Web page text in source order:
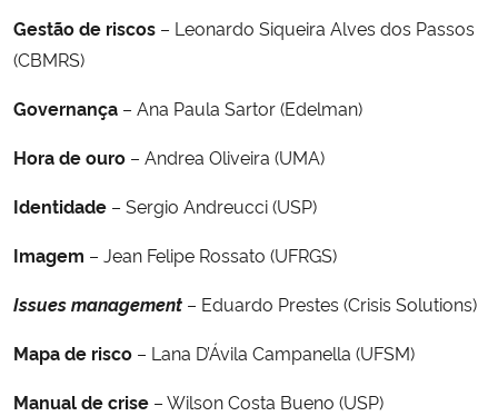
Gestão de riscos – Leonardo Siqueira Alves dos Passos
(CBMRS)
Governança – Ana Paula Sartor (Edelman)
Hora de ouro – Andrea Oliveira (UMA)
Identidade – Sergio Andreucci (USP)
Imagem – Jean Felipe Rossato (UFRGS)
Issues management – Eduardo Prestes (Crisis Solutions)
Mapa de risco – Lana D’Ávila Campanella (UFSM)
Manual de crise – Wilson Costa Bueno (USP)